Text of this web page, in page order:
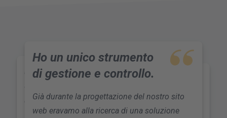
Miglior posizionamento
nelle ricerche web.
Fantastico! Vedere aumentare
posizionamento
organico e a
Analizza il sito e spiega
come ottimizzarlo.
rankingCoach ha
aspettative.
Ho un unico strumento
di gestione e controllo.
Già durante la progettazione del nostro sito
web eravamo alla ricerca di una soluzione